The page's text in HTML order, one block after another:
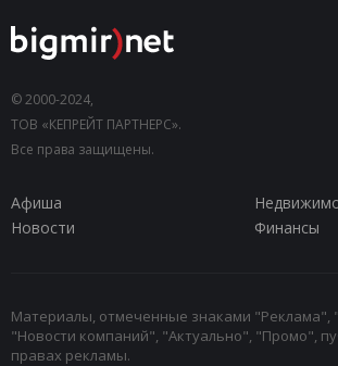
© 2000-2024,
ТОВ «КЕПРЕЙТ ПАРТНЕРС».
Все права защищены.
Афиша
Новости
Финансы
Материалы, отмеченные знаками "Реклама",
"Новости компаний", "Актуально", "Промо",
правах рекламы.